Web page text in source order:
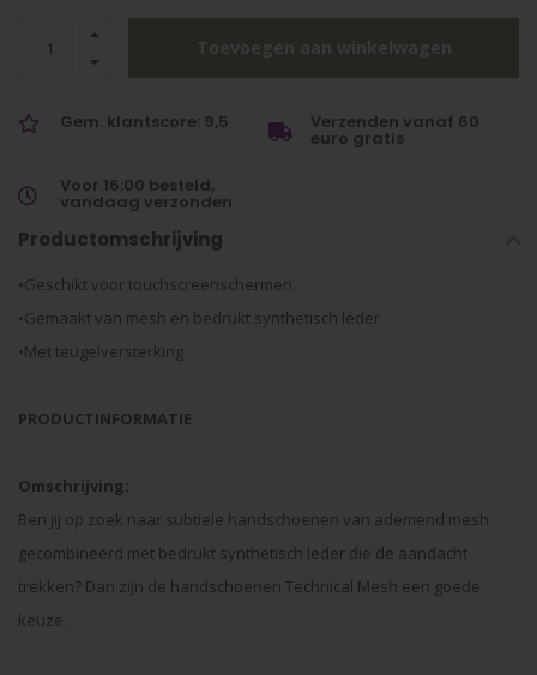
Gem. klantscore: 9,5 Verzenden vanaf 60
euro gratis
Voor 16:00 besteld,
vandaag verzonden
Productomschrijving
•Geschikt voor touchscreenschermen
•Gemaakt van mesh en bedrukt synthetisch leder
•Met teugelversterking
PRODUCTINFORMATIE
Omschrijving:
Ben jij op zoek naar subtiele handschoenen van ademend mesh
gecombineerd met bedrukt synthetisch leder die de aandacht
trekken? Dan zijn de handschoenen Technical Mesh een goede
keuze.